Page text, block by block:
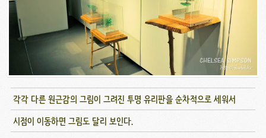
각각 다른 원근감의 그림이 그려진 투명 유리판을 순차적으로 세워서
시점이 이동하면 그림도 달리 보인다.